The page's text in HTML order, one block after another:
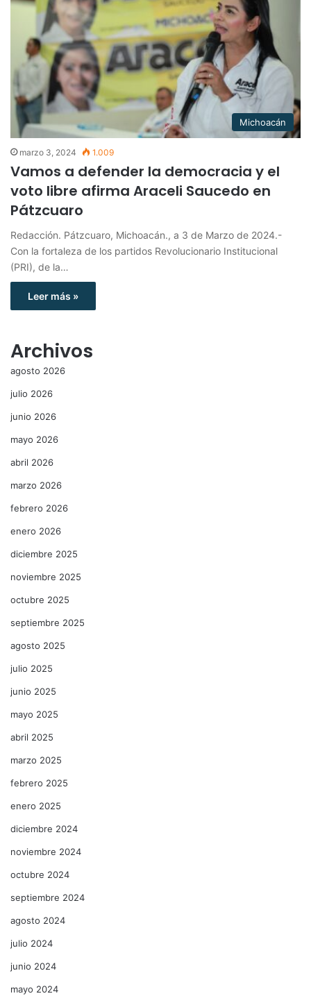
Michoacán
marzo 3, 2024 1.009
Vamos a defender la democracia y el
voto libre afirma Araceli Saucedo en
Pátzcuaro
Redacción. Pátzcuaro, Michoacán., a 3 de Marzo de 2024.-
Con la fortaleza de los partidos Revolucionario Institucional
(PRI), de la…
Leer más »
Archivos
agosto 2026
julio 2026
junio 2026
mayo 2026
abril 2026
marzo 2026
febrero 2026
enero 2026
diciembre 2025
noviembre 2025
octubre 2025
septiembre 2025
agosto 2025
julio 2025
junio 2025
mayo 2025
abril 2025
marzo 2025
febrero 2025
enero 2025
diciembre 2024
noviembre 2024
octubre 2024
septiembre 2024
agosto 2024
julio 2024
junio 2024
mayo 2024